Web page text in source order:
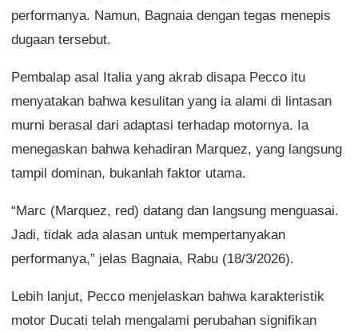
performanya. Namun, Bagnaia dengan tegas menepis
dugaan tersebut.
Pembalap asal Italia yang akrab disapa Pecco itu
menyatakan bahwa kesulitan yang ia alami di lintasan
murni berasal dari adaptasi terhadap motornya. Ia
menegaskan bahwa kehadiran Marquez, yang langsung
tampil dominan, bukanlah faktor utama.
“Marc (Marquez, red) datang dan langsung menguasai.
Jadi, tidak ada alasan untuk mempertanyakan
performanya,” jelas Bagnaia, Rabu (18/3/2026).
Lebih lanjut, Pecco menjelaskan bahwa karakteristik
motor Ducati telah mengalami perubahan signifikan